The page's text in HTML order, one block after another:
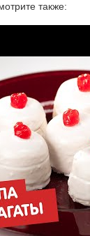
также: